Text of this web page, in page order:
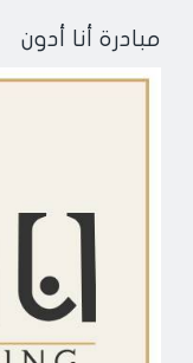
مبادرة أنا أدون